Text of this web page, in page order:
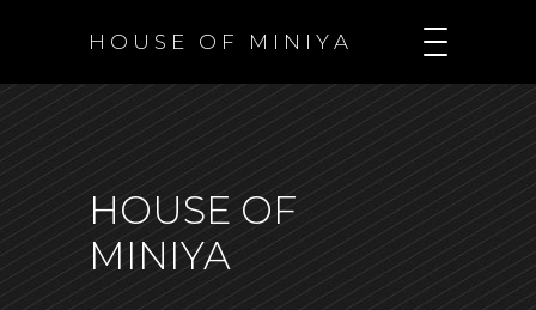
H O U S E O F M I N I Y A
HOUSE OF
MINIYA